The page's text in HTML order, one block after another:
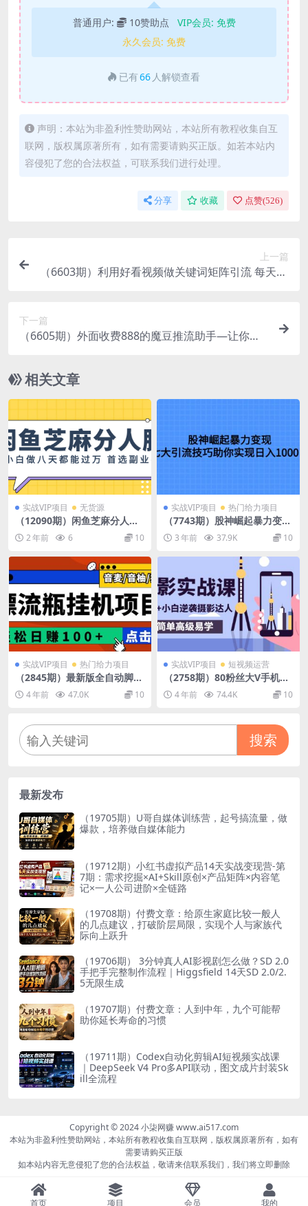
普通用户: 10赞助点 VIP会员: 免费
永久会员: 免费
已有66 人解锁查看
声明：本站为非盈利性赞助网站，本站所有教程收集自互
联网，版权属原著所有，如有需要请购买正版。如若本站内
容侵犯了您的合法权益，可联系我们进行处理。
分享 收藏 点赞(526)
上一篇
（6603期）利用好看视频做关键词矩阵引流 每天50
下一篇
（6605期）外面收费888的魔豆推流助手—让你实
相关文章
实战VIP项目 无货源
（12090期）闲鱼芝麻分人
脉，小白做八天，都能过万！
首选副业！
2 年前 6 10
实战VIP项目 热门给力项目
（7743期）股神崛起暴力变
现，七大引流技巧助你实现日
入1000＋，按照流程操作，
3 年前 37.9K 10
实战VIP项目 热门给力项目
（2845期）最新版全自动脚本
聊天挂机漂流瓶项目，单窗口
稳定每天收益100+
4 年前 47.0K 10
实战VIP项目 短视频运营
（2758期）80粉丝大V手机摄
影实战课，10W+小白逆袭摄
影达人，简单高级易学（95节
4 年前 74.4K 10
搜索
最新发布
（19705期）U哥自媒体训练营，起号搞流量，做
爆款，培养做自媒体能力
（19712期）小红书虚拟产品14天实战变现营-第
7期：需求挖掘×AI+Skill原创×产品矩阵×内容笔
记×一人公司进阶×全链路
（19708期）付费文章：给原生家庭比较一般人
的几点建议，打破阶层局限，实现个人与家族代
际向上跃升
（19706期） 3分钟真人AI影视剧怎么做？SD 2.0
手把手完整制作流程｜Higgsfield 14天SD 2.0/2.
5无限生成
（19707期）付费文章：人到中年，九个可能帮
助你延长寿命的习惯
（19711期）Codex自动化剪辑AI短视频实战课
｜DeepSeek V4 Pro多API联动，图文成片封装Sk
ill全流程
Copyright © 2024 小柒网赚 www.ai517.com
本站为非盈利性赞助网站，本站所有教程收集自互联网，版权属原著所有，如有
需要请购买正版
如本站内容无意侵犯了您的合法权益，敬请来信联系我们，我们将立即删除
首页 项目 会员 我的